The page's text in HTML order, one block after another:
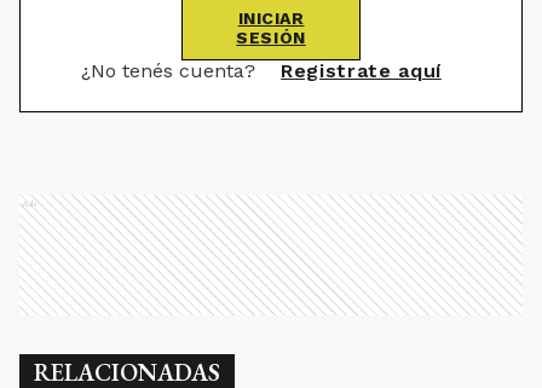
INICIAR
SESIÓN
¿No tenés cuenta? Registrate aquí
Ads
RELACIONADAS